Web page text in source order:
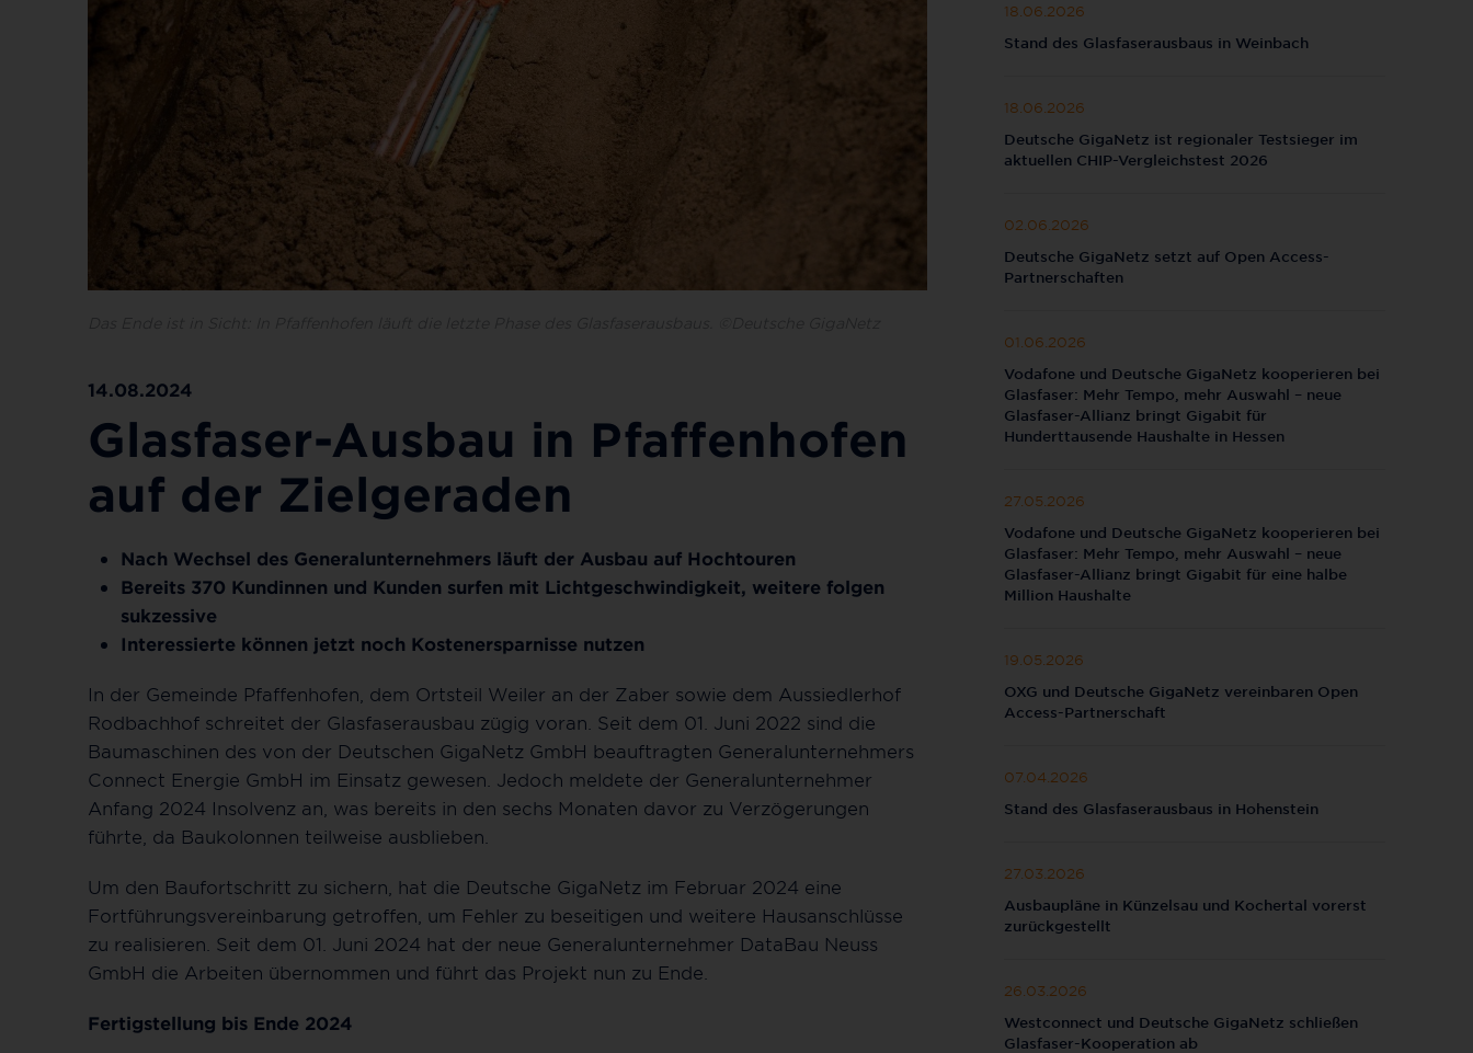
14.08.2024
Glasfaser-Ausbau in Pfaffenhofen
auf der Zielgeraden
Nach Wechsel des Generalunternehmers läuft der Ausbau auf Hochtouren
Bereits 370 Kundinnen und Kunden surfen mit Lichtgeschwindigkeit, weitere folgen
sukzessive
Interessierte können jetzt noch Kostenersparnisse nutzen
In der Gemeinde Pfaffenhofen, dem Ortsteil Weiler an der Zaber sowie dem Aussiedlerhof
Rodbachhof schreitet der Glasfaserausbau zügig voran. Seit dem 01. Juni 2022 sind die
Baumaschinen des von der Deutschen GigaNetz GmbH beauftragten Generalunternehmers
Connect Energie GmbH im Einsatz gewesen. Jedoch meldete der Generalunternehmer
Anfang 2024 Insolvenz an, was bereits in den sechs Monaten davor zu Verzögerungen
führte, da Baukolonnen teilweise ausblieben.
Um den Baufortschritt zu sichern, hat die Deutsche GigaNetz im Februar 2024 eine
Fortführungsvereinbarung getroffen, um Fehler zu beseitigen und weitere Hausanschlüsse
zu realisieren. Seit dem 01. Juni 2024 hat der neue Generalunternehmer DataBau Neuss
GmbH die Arbeiten übernommen und führt das Projekt nun zu Ende.
Fertigstellung bis Ende 2024
18.06.2026
Stand des Glasfaserausbaus in Weinbach
18.06.2026
Deutsche GigaNetz ist regionaler Testsieger im
aktuellen CHIP-Vergleichstest 2026
02.06.2026
Deutsche GigaNetz setzt auf Open Access-
Partnerschaften
01.06.2026
Vodafone und Deutsche GigaNetz kooperieren bei
Glasfaser: Mehr Tempo, mehr Auswahl – neue
Glasfaser-Allianz bringt Gigabit für
Hunderttausende Haushalte in Hessen
27.05.2026
Vodafone und Deutsche GigaNetz kooperieren bei
Glasfaser: Mehr Tempo, mehr Auswahl – neue
Glasfaser-Allianz bringt Gigabit für eine halbe
Million Haushalte
19.05.2026
OXG und Deutsche GigaNetz vereinbaren Open
Access-Partnerschaft
07.04.2026
Stand des Glasfaserausbaus in Hohenstein
27.03.2026
Ausbaupläne in Künzelsau und Kochertal vorerst
zurückgestellt
26.03.2026
Westconnect und Deutsche GigaNetz schließen
Glasfaser-Kooperation ab